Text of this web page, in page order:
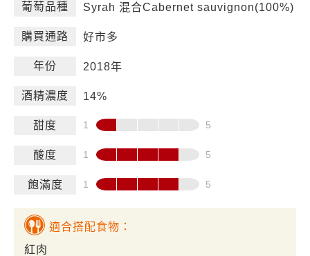
葡萄品種 Syrah 混合Cabernet sauvignon(100%)
購買通路 好市多
年份 2018年
酒精濃度 14%
甜度
酸度
飽滿度
適合搭配食物：
紅肉